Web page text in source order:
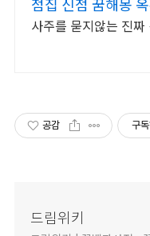
사주를 묻지않는 진
공감 구독
드림위키